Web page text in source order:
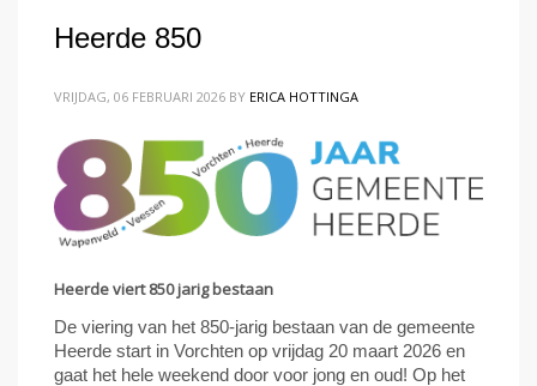
Heerde 850
VRIJDAG, 06 FEBRUARI 2026 BY ERICA HOTTINGA
Heerde viert 850 jarig bestaan
De viering van het 850-jarig bestaan van de gemeente
Heerde start in Vorchten op vrijdag 20 maart 2026 en
gaat het hele weekend door voor jong en oud! Op het